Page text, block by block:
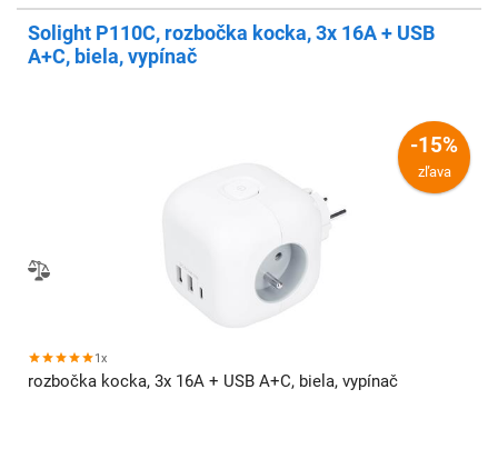
Solight P110C, rozbočka kocka, 3x 16A + USB
A+C, biela, vypínač
-15%
zľava
1x
rozbočka kocka, 3x 16A + USB A+C, biela, vypínač